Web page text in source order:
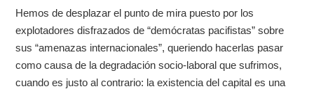
Hemos de desplazar el punto de mira puesto por los
explotadores disfrazados de “demócratas pacifistas” sobre
sus “amenazas internacionales”, queriendo hacerlas pasar
como causa de la degradación socio-laboral que sufrimos,
cuando es justo al contrario: la existencia del capital es una